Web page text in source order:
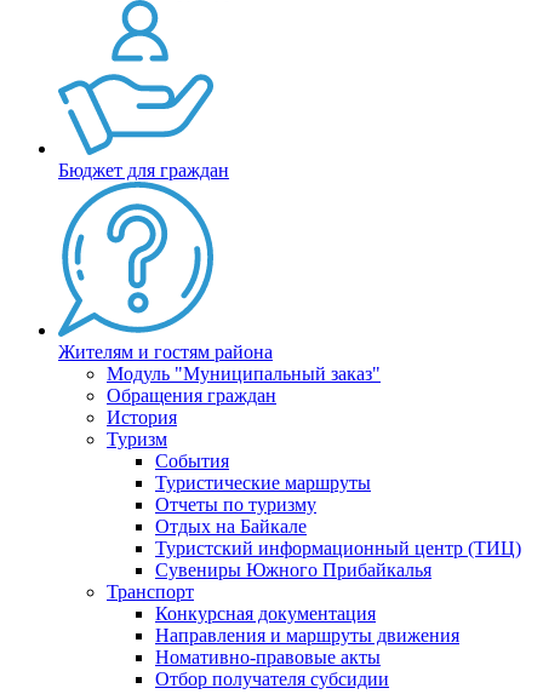
Бюджет для граждан
Жителям и гостям района
Модуль "Муниципальный заказ"
Обращения граждан
История
Туризм
События
Туристические маршруты
Отчеты по туризму
Отдых на Байкале
Туристский информационный центр (ТИЦ)
Сувениры Южного Прибайкалья
Транспорт
Конкурсная документация
Направления и маршруты движения
Номативно-правовые акты
Отбор получателя субсидии